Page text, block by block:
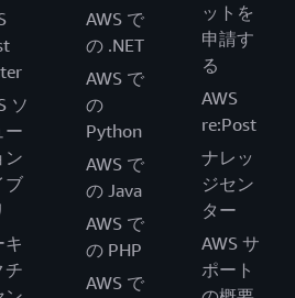
ソ
ー
ン
ブ
キ
チ
AWS で
の .NET
AWS で
の
Python
AWS で
の Java
AWS で
の PHP
AWS で
ットを
申請す
る
AWS
re:Post
ナレッ
ジセン
ター
AWS サ
ポート